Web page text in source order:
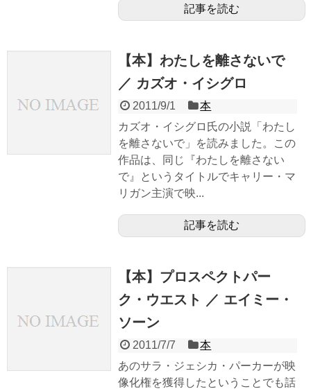
記事を読む
【本】わたしを離さないで
／ カズオ・イシグロ
2011/9/1
本
カズオ・イシグロ氏の小説「わたし
を離さないで」を読みました。この
作品は、同じ『わたしを離さない
で』というタイトルでキャリー・マ
リガン主演で映...
記事を読む
【本】プロスペクトパー
ク・ウエスト ／ エイミー・
ソーン
2011/7/7
本
あのサラ・ジェシカ・パーカーが映
像化権を獲得したということでも話